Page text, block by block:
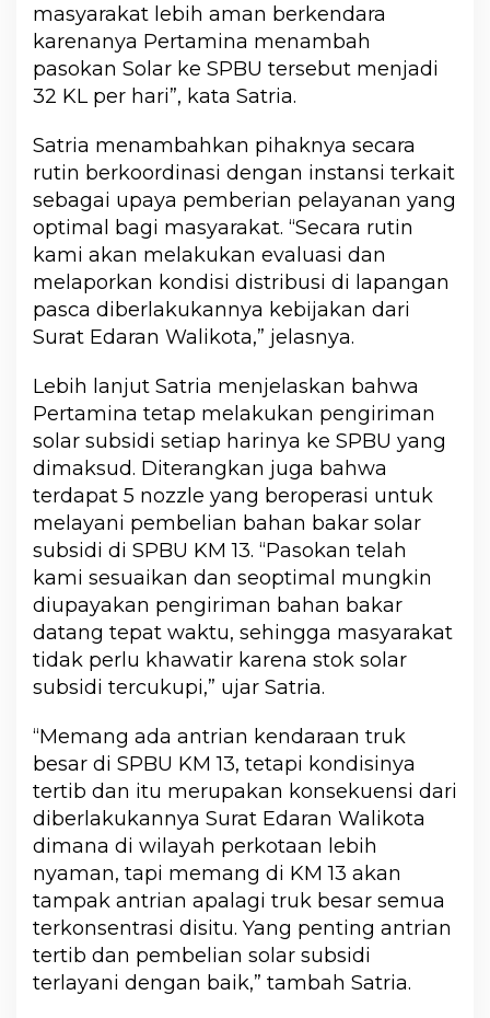
masyarakat lebih aman berkendara
karenanya Pertamina menambah
pasokan Solar ke SPBU tersebut menjadi
32 KL per hari”, kata Satria.
Satria menambahkan pihaknya secara
rutin berkoordinasi dengan instansi terkait
sebagai upaya pemberian pelayanan yang
optimal bagi masyarakat. “Secara rutin
kami akan melakukan evaluasi dan
melaporkan kondisi distribusi di lapangan
pasca diberlakukannya kebijakan dari
Surat Edaran Walikota,” jelasnya.
Lebih lanjut Satria menjelaskan bahwa
Pertamina tetap melakukan pengiriman
solar subsidi setiap harinya ke SPBU yang
dimaksud. Diterangkan juga bahwa
terdapat 5 nozzle yang beroperasi untuk
melayani pembelian bahan bakar solar
subsidi di SPBU KM 13. “Pasokan telah
kami sesuaikan dan seoptimal mungkin
diupayakan pengiriman bahan bakar
datang tepat waktu, sehingga masyarakat
tidak perlu khawatir karena stok solar
subsidi tercukupi,” ujar Satria.
“Memang ada antrian kendaraan truk
besar di SPBU KM 13, tetapi kondisinya
tertib dan itu merupakan konsekuensi dari
diberlakukannya Surat Edaran Walikota
dimana di wilayah perkotaan lebih
nyaman, tapi memang di KM 13 akan
tampak antrian apalagi truk besar semua
terkonsentrasi disitu. Yang penting antrian
tertib dan pembelian solar subsidi
terlayani dengan baik,” tambah Satria.